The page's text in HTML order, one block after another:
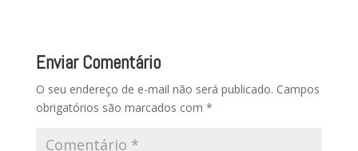
Enviar Comentário
O seu endereço de e-mail não será publicado. Campos
obrigatórios são marcados com *